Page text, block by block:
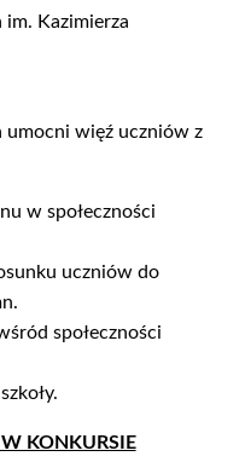
Kazimierza
więź uczniów z
w społeczności
uczniów do
społeczności
KONKURSIE